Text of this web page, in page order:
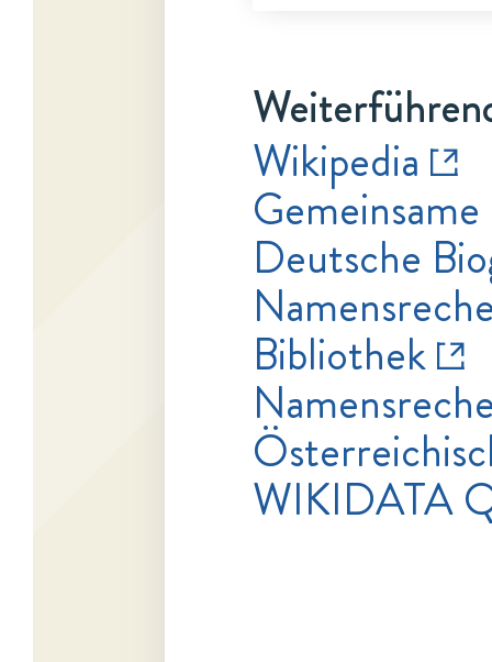
Wikipedia
Deutsche
Bibliothek
WIKIDATA